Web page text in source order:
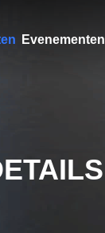
Evenementen